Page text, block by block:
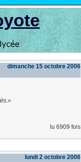
dimanche 15 octobre 2006
lu 6909 fois
lundi 2 octobre 2006